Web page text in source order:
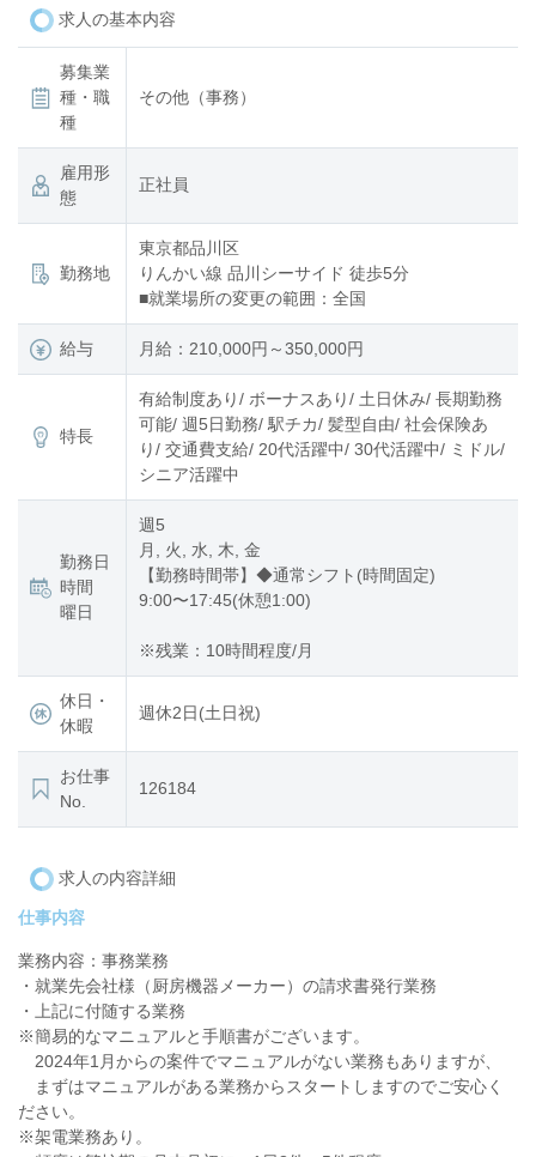
求人の基本内容
募集業
種・職
種
その他（事務）
雇用形
態
正社員
勤務地
東京都品川区
りんかい線 品川シーサイド 徒歩5分
■就業場所の変更の範囲：全国
給与 月給：210,000円～350,000円
特長
有給制度あり/ ボーナスあり/ 土日休み/ 長期勤務
可能/ 週5日勤務/ 駅チカ/ 髪型自由/ 社会保険あ
り/ 交通費支給/ 20代活躍中/ 30代活躍中/ ミドル/
シニア活躍中
勤務日
時間
曜日
週5
月, 火, 水, 木, 金
【勤務時間帯】◆通常シフト(時間固定)
9:00〜17:45(休憩1:00)
※残業：10時間程度/月
休日・
休暇
週休2日(土日祝)
お仕事
No.
126184
求人の内容詳細
仕事内容
業務内容：事務業務
・就業先会社様（厨房機器メーカー）の請求書発行業務
・上記に付随する業務
※簡易的なマニュアルと手順書がございます。
2024年1月からの案件でマニュアルがない業務もありますが、
まずはマニュアルがある業務からスタートしますのでご安心く
ださい。
※架電業務あり。